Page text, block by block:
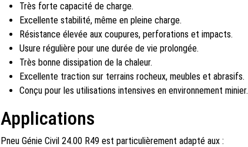
Très forte capacité de charge.
Excellente stabilité, même en pleine charge.
Résistance élevée aux coupures, perforations et impacts.
Usure régulière pour une durée de vie prolongée.
Très bonne dissipation de la chaleur.
Excellente traction sur terrains rocheux, meubles et abrasifs.
Conçu pour les utilisations intensives en environnement minier.
Applications
Pneu Génie Civil 24.00 R49 est particulièrement adapté aux :